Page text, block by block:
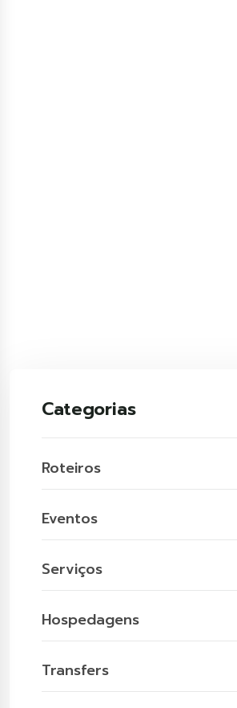
Categorias
Roteiros
Eventos
Serviços
Hospedagens
Transfers